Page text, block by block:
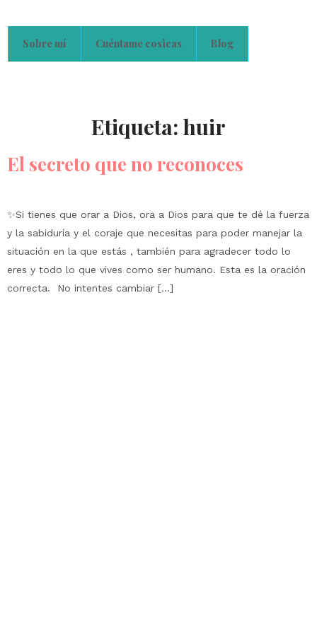
Sobre mí Cuéntame cosicas Blog
Etiqueta: huir
El secreto que no reconoces
✨Si tienes que orar a Dios, ora a Dios para que te dé la fuerza
y la sabiduría y el coraje que necesitas para poder manejar la
situación en la que estás , también para agradecer todo lo
eres y todo lo que vives como ser humano. Esta es la oración
correcta. No intentes cambiar […]